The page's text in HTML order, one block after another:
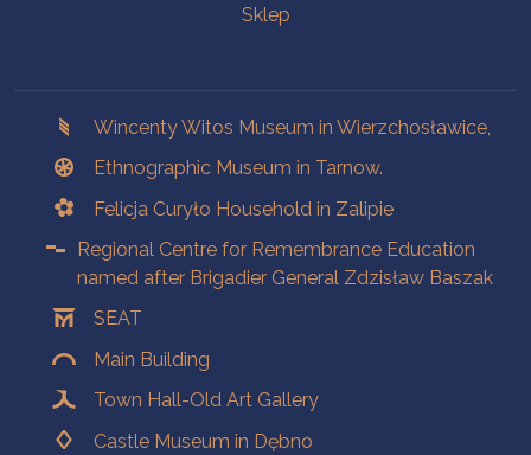
Sklep
Wincenty Witos Museum in Wierzchosławice,
Ethnographic Museum in Tarnow.
Felicja Curyło Household in Zalipie
Regional Centre for Remembrance Education
named after Brigadier General Zdzisław Baszak
SEAT
Main Building
Town Hall-Old Art Gallery
Castle Museum in Dębno